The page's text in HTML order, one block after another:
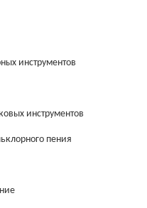
инструментов
инструментов
пения